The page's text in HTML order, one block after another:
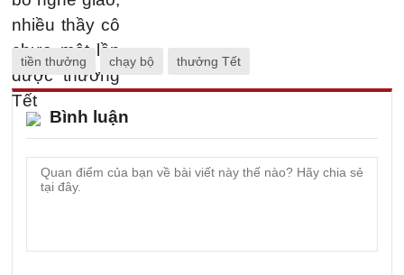
tiền thưởng chạy bộ thưởng Tết
Bình luận